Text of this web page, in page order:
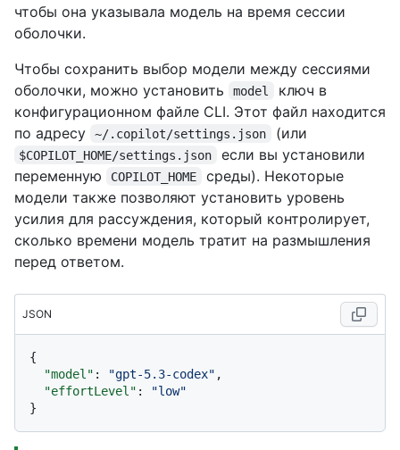
чтобы она указывала модель на время сессии
оболочки.
Чтобы сохранить выбор модели между сессиями
оболочки, можно установить
model
ключ в
конфигурационном файле CLI. Этот файл находится
по адресу
~/.copilot/settings.json (или
$COPILOT_HOME/settings.json
если вы установили
переменную
COPILOT_HOME
среды). Некоторые
модели также позволяют установить уровень
усилия для рассуждения, который контролирует,
сколько времени модель тратит на размышления
перед ответом.
JSON
{
"model" : "gpt-5.3-codex" ,
"effortLevel" :
"low"
}